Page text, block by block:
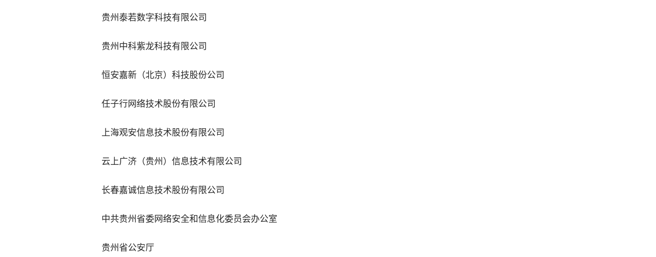
贵州泰若数字科技有限公司
贵州中科紫龙科技有限公司
恒安嘉新（北京）科技股份公司
任子行网络技术股份有限公司
上海观安信息技术股份有限公司
云上广济（贵州）信息技术有限公司
长春嘉诚信息技术股份有限公司
中共贵州省委网络安全和信息化委员会办公室
贵州省公安厅